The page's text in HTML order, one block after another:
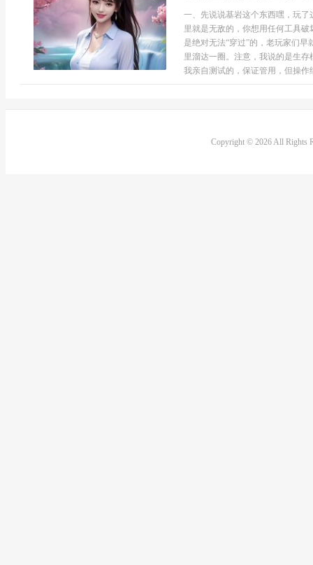
一、先说说基岩这个东西嘿，玩
里就是无敌的，你想用任何工具
是绝对无法“穿过”的，老玩家们
里溜达一圈。注意，我说的是生
我亲自测试的，保证管用，但操作
Copyright © 2026 All Rights